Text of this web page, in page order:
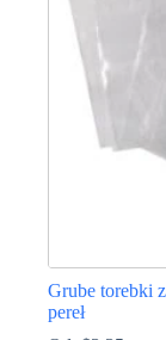
stronie
produktu
Grube torebki
pereł